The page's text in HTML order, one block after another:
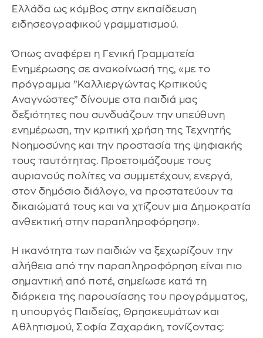
Ελλάδα ως κόμβος στην εκπαίδευση
ειδησεογραφικού γραμματισμού.
Όπως αναφέρει η Γενική Γραμματεία
Ενημέρωσης σε ανακοίνωσή της, «με το
πρόγραμμα ”Καλλιεργώντας Κριτικούς
Αναγνώστες” δίνουμε στα παιδιά μας
δεξιότητες που συνδυάζουν την υπεύθυνη
ενημέρωση, την κριτική χρήση της Τεχνητής
Νοημοσύνης και την προστασία της ψηφιακής
τους ταυτότητας. Προετοιμάζουμε τους
αυριανούς πολίτες να συμμετέχουν, ενεργά,
στον δημόσιο διάλογο, να προστατεύουν τα
δικαιώματά τους και να χτίζουν μια Δημοκρατία
ανθεκτική στην παραπληροφόρηση».
Η ικανότητα των παιδιών να ξεχωρίζουν την
αλήθεια από την παραπληροφόρηση είναι πιο
σημαντική από ποτέ, σημείωσε κατά τη
διάρκεια της παρουσίασης του προγράμματος,
η υπουργός Παιδείας, Θρησκευμάτων και
Αθλητισμού, Σοφία Ζαχαράκη, τονίζοντας: